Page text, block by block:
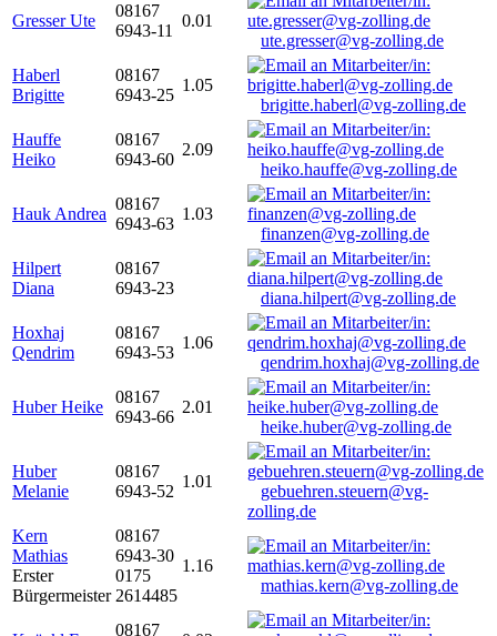
Gresser Ute
08167
6943-11
0.01
ute.gresser@vg-zolling.de
Haberl
Brigitte
08167
6943-25
1.05
brigitte.haberl@vg-zolling.de
Hauffe
Heiko
08167
6943-60
2.09
heiko.hauffe@vg-zolling.de
Hauk Andrea
08167
6943-63
1.03
finanzen@vg-zolling.de
Hilpert
Diana
08167
6943-23
diana.hilpert@vg-zolling.de
Hoxhaj
Qendrim
08167
6943-53
1.06
qendrim.hoxhaj@vg-zolling.de
Huber Heike
08167
6943-66
2.01
heike.huber@vg-zolling.de
Huber
Melanie
08167
6943-52
1.01
gebuehren.steuern@vg-
zolling.de
Kern
Mathias
Erster
Bürgermeister
08167
6943-30
0175
2614485
1.16
mathias.kern@vg-zolling.de
08167